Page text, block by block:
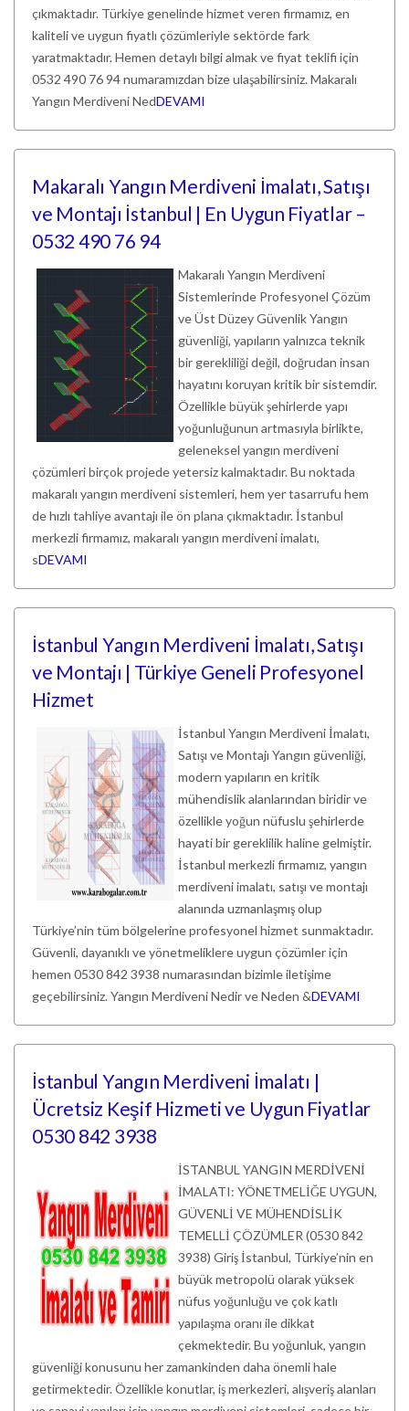
çıkmaktadır. Türkiye genelinde hizmet veren firmamız, en
kaliteli ve uygun fiyatlı çözümleriyle sektörde fark
yaratmaktadır. Hemen detaylı bilgi almak ve fiyat teklifi için
0532 490 76 94 numaramızdan bize ulaşabilirsiniz. Makaralı
Yangın Merdiveni NedDEVAMI
Makaralı Yangın Merdiveni İmalatı, Satışı
ve Montajı İstanbul | En Uygun Fiyatlar –
0532 490 76 94
Makaralı Yangın Merdiveni
Sistemlerinde Profesyonel Çözüm
ve Üst Düzey Güvenlik Yangın
güvenliği, yapıların yalnızca teknik
bir gerekliliği değil, doğrudan insan
hayatını koruyan kritik bir sistemdir.
Özellikle büyük şehirlerde yapı
yoğunluğunun artmasıyla birlikte,
geleneksel yangın merdiveni
çözümleri birçok projede yetersiz kalmaktadır. Bu noktada
makaralı yangın merdiveni sistemleri, hem yer tasarrufu hem
de hızlı tahliye avantajı ile ön plana çıkmaktadır. İstanbul
merkezli firmamız, makaralı yangın merdiveni imalatı,
sDEVAMI
İstanbul Yangın Merdiveni İmalatı, Satışı
ve Montajı | Türkiye Geneli Profesyonel
Hizmet
İstanbul Yangın Merdiveni İmalatı,
Satışı ve Montajı Yangın güvenliği,
modern yapıların en kritik
mühendislik alanlarından biridir ve
özellikle yoğun nüfuslu şehirlerde
hayati bir gereklilik haline gelmiştir.
İstanbul merkezli firmamız, yangın
merdiveni imalatı, satışı ve montajı
alanında uzmanlaşmış olup
Türkiye’nin tüm bölgelerine profesyonel hizmet sunmaktadır.
Güvenli, dayanıklı ve yönetmeliklere uygun çözümler için
hemen 0530 842 3938 numarasından bizimle iletişime
geçebilirsiniz. Yangın Merdiveni Nedir ve Neden &DEVAMI
İstanbul Yangın Merdiveni İmalatı |
Ücretsiz Keşif Hizmeti ve Uygun Fiyatlar
0530 842 3938
İSTANBUL YANGIN MERDİVENİ
İMALATI: YÖNETMELİĞE UYGUN,
GÜVENLİ VE MÜHENDİSLİK
TEMELLİ ÇÖZÜMLER (0530 842
3938) Giriş İstanbul, Türkiye’nin en
büyük metropolü olarak yüksek
nüfus yoğunluğu ve çok katlı
yapılaşma oranı ile dikkat
çekmektedir. Bu yoğunluk, yangın
güvenliği konusunu her zamankinden daha önemli hale
getirmektedir. Özellikle konutlar, iş merkezleri, alışveriş alanları